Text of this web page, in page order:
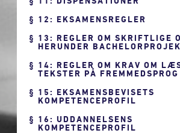
12: EKSAMENSREGLER
13: REGLER OM SKRIFTLIGE
HERUNDER
14: REGLER OM KRAV OM
TEKSTER PÅ FREMMEDSPROG
15: EKSAMENSBEVISETS
KOMPETENCEPROFIL
16: UDDANNELSENS
KOMPETENCEPROFIL